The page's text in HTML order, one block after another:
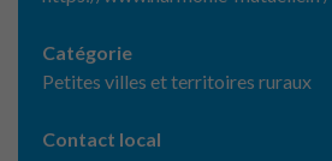
Catégorie
Petites villes et territoires ruraux
Contact local